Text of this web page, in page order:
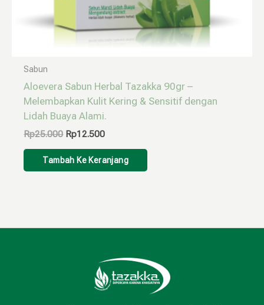
Sabun
Aloevera Sabun Herbal Tazakka 90gr –
Melembapkan Kulit Kering & Sensitif dengan
Lidah Buaya Alami.
Rp25.000 Rp12.500
Tambah Ke Keranjang